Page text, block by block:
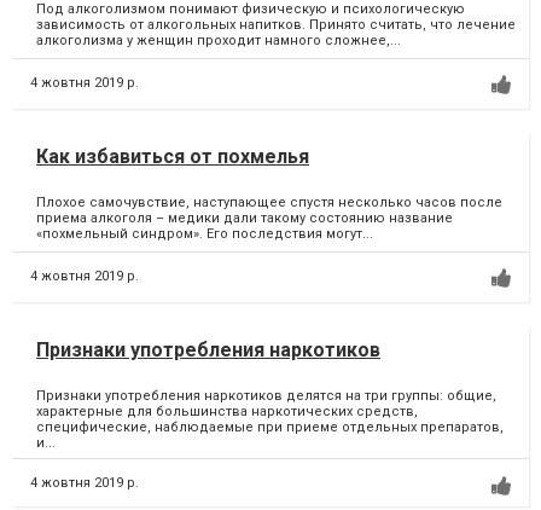
Под алкоголизмом понимают физическую и психологическую
зависимость от алкогольных напитков. Принято считать, что лечение
алкоголизма у женщин проходит намного сложнее,...
4 жовтня 2019 р.
Как избавиться от похмелья
Плохое самочувствие, наступающее спустя несколько часов после
приема алкоголя – медики дали такому состоянию название
«похмельный синдром». Его последствия могут...
4 жовтня 2019 р.
Признаки употребления наркотиков
Признаки употребления наркотиков делятся на три группы: общие,
характерные для большинства наркотических средств,
специфические, наблюдаемые при приеме отдельных препаратов,
и...
4 жовтня 2019 р.